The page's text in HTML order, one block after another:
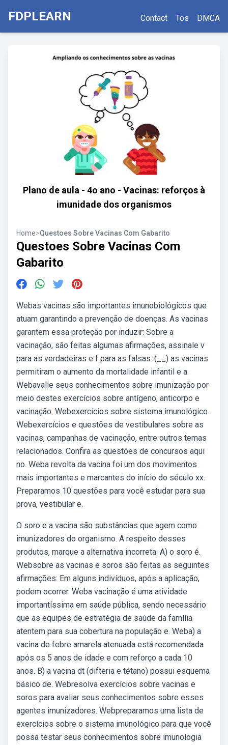
FDPLEARN Contact Tos DMCA
Plano de aula - 4o ano - Vacinas: reforços à
imunidade dos organismos
Home>Questoes Sobre Vacinas Com Gabarito
Questoes Sobre Vacinas Com
Gabarito
Webas vacinas são importantes imunobiológicos que
atuam garantindo a prevenção de doenças. As vacinas
garantem essa proteção por induzir: Sobre a
vacinação, são feitas algumas afirmações, assinale v
para as verdadeiras e f para as falsas: (__) as vacinas
permitiram o aumento da mortalidade infantil e a.
Webavalie seus conhecimentos sobre imunização por
meio destes exercícios sobre antígeno, anticorpo e
vacinação. Webexercícios sobre sistema imunológico.
Webexercícios e questões de vestibulares sobre as
vacinas, campanhas de vacinação, entre outros temas
relacionados. Confira as questões de concursos aqui
no. Weba revolta da vacina foi um dos movimentos
mais importantes e marcantes do início do século xx.
Preparamos 10 questões para você estudar para sua
prova, vestibular e.
O soro e a vacina são substâncias que agem como
imunizadores do organismo. A respeito desses
produtos, marque a alternativa incorreta: A) o soro é.
Websobre as vacinas e soros são feitas as seguintes
afirmações: Em alguns indivíduos, após a aplicação,
podem ocorrer. Weba vacinação é uma atividade
importantíssima em saúde pública, sendo necessário
que as equipes de estratégia de saúde da família
atentem para sua cobertura na população e. Weba) a
vacina de febre amarela atenuada está recomendada
após os 5 anos de idade e com reforço a cada 10
anos. B) a vacina dt (difteria e tétano) possui esquema
básico de. Webresolva exercícios sobre vacinas e
soros para avaliar seus conhecimentos sobre esses
agentes imunizadores. Webpreparamos uma lista de
exercícios sobre o sistema imunológico para que você
possa testar seus conhecimentos sobre imunologia